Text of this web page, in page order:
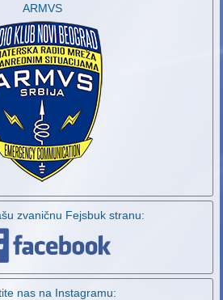
ARMVS
zvaničnu Fejsbuk stranu:
nas na Instagramu: